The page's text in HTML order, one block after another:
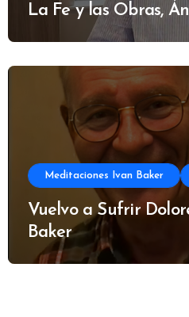
La Fe y las Obras,
Meditaciones Ivan Baker
Vuelvo a Sufrir
Baker